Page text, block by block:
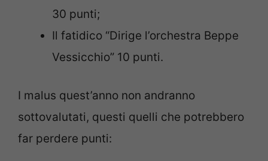
30 punti;
Il fatidico “Dirige l’orchestra Beppe
Vessicchio” 10 punti.
I malus quest’anno non andranno
sottovalutati, questi quelli che potrebbero
far perdere punti: